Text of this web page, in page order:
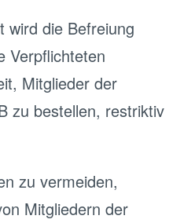
wird die Befreiung
Verpflichteten
Mitglieder der
zu bestellen, restriktiv
zu vermeiden,
Mitgliedern der